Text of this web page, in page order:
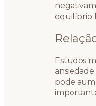
equilíbrio
Estudos
pode